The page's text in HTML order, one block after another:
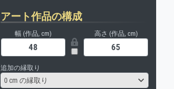
アート作品の構成
幅 (作品, cm) 高さ (作品, cm)
追加の縁取り
0 cm の縁取り